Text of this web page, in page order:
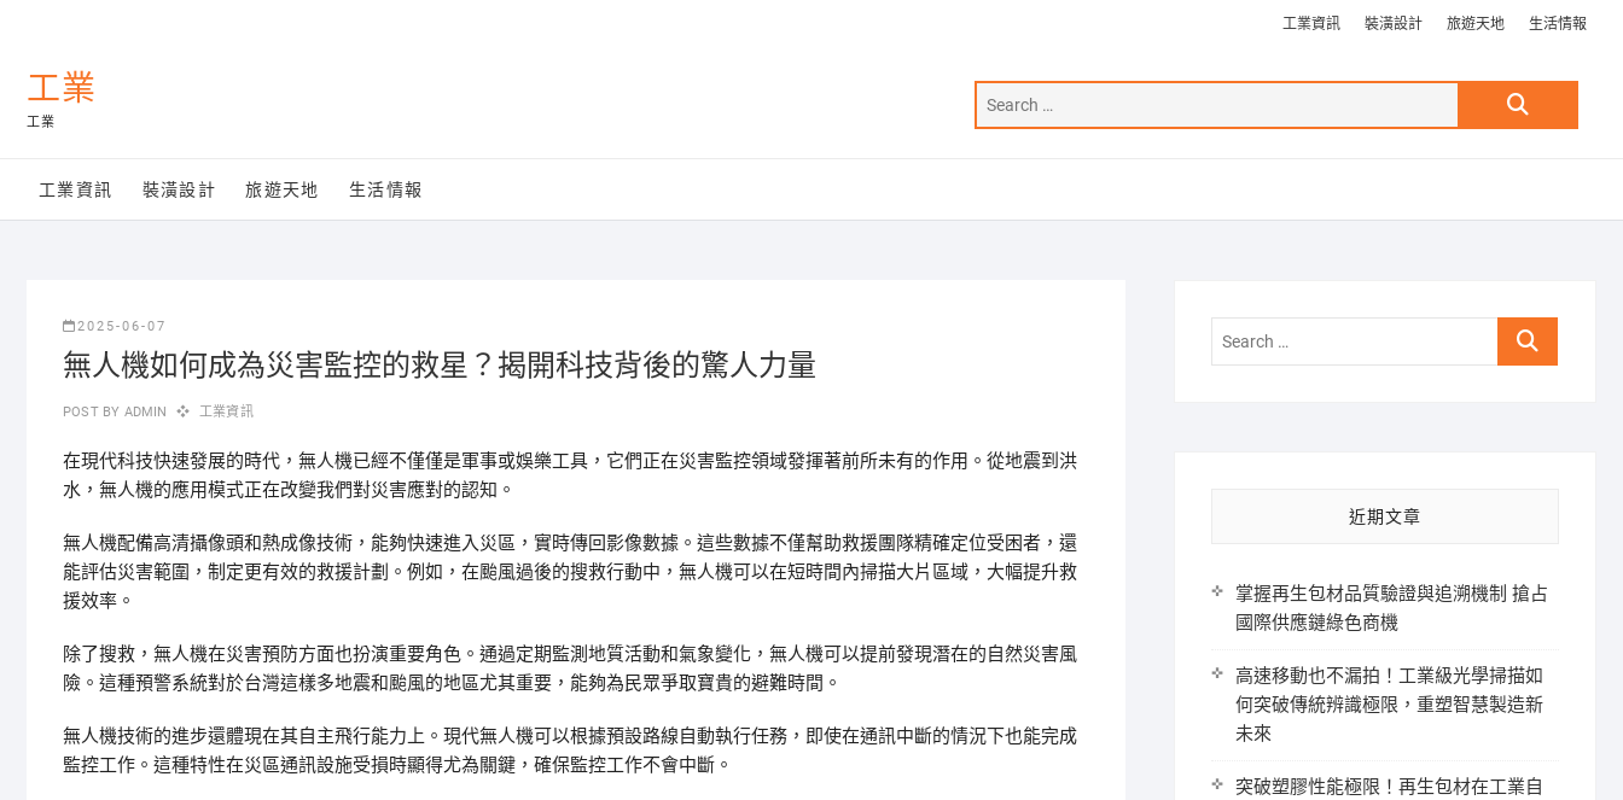
content
工業資訊 裝潢設計 旅遊天地 生活情報
工業
工業
Search
工業資訊 裝潢設計 旅遊天地 生活情報
2025-06-07
無人機如何成為災害監控的救星？揭開科技背後的驚人力量
POST BY ADMIN 工業資訊
在現代科技快速發展的時代，無人機已經不僅僅是軍事或娛樂工具，它們正在災害監控領域發揮著前所未有的作用。從地震到洪
水，無人機的應用模式正在改變我們對災害應對的認知。
無人機配備高清攝像頭和熱成像技術，能夠快速進入災區，實時傳回影像數據。這些數據不僅幫助救援團隊精確定位受困者，還
能評估災害範圍，制定更有效的救援計劃。例如，在颱風過後的搜救行動中，無人機可以在短時間內掃描大片區域，大幅提升救
援效率。
除了搜救，無人機在災害預防方面也扮演重要角色。通過定期監測地質活動和氣象變化，無人機可以提前發現潛在的自然災害風
險。這種預警系統對於台灣這樣多地震和颱風的地區尤其重要，能夠為民眾爭取寶貴的避難時間。
無人機技術的進步還體現在其自主飛行能力上。現代無人機可以根據預設路線自動執行任務，即使在通訊中斷的情況下也能完成
監控工作。這種特性在災區通訊設施受損時顯得尤為關鍵，確保監控工作不會中斷。
Search
近期文章
掌握再生包材品質驗證與追溯機制 搶占
國際供應鏈綠色商機
高速移動也不漏拍！工業級光學掃描如
何突破傳統辨識極限，重塑智慧製造新
未來
突破塑膠性能極限！再生包材在工業自